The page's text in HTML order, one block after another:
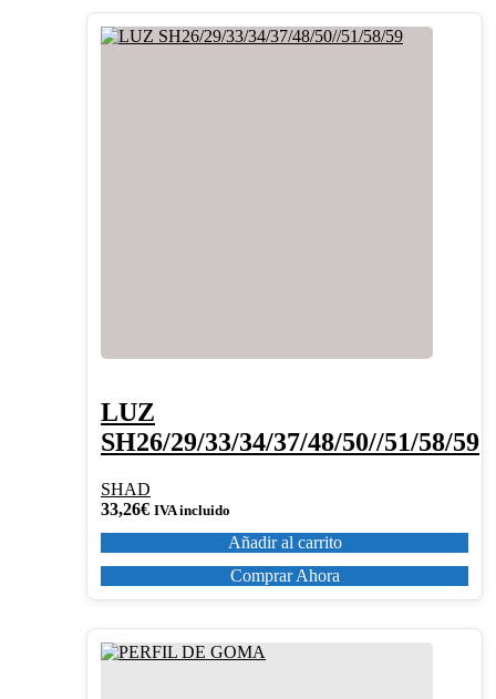
LUZ
SH26/29/33/34/37/48/50//51/58/59
SHAD
33,26€ IVA incluido
Añadir al carrito
Comprar Ahora